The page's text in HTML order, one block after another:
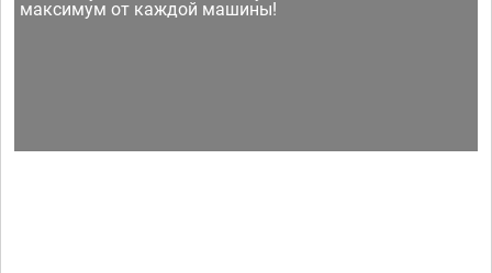
максимум от каждой машины!